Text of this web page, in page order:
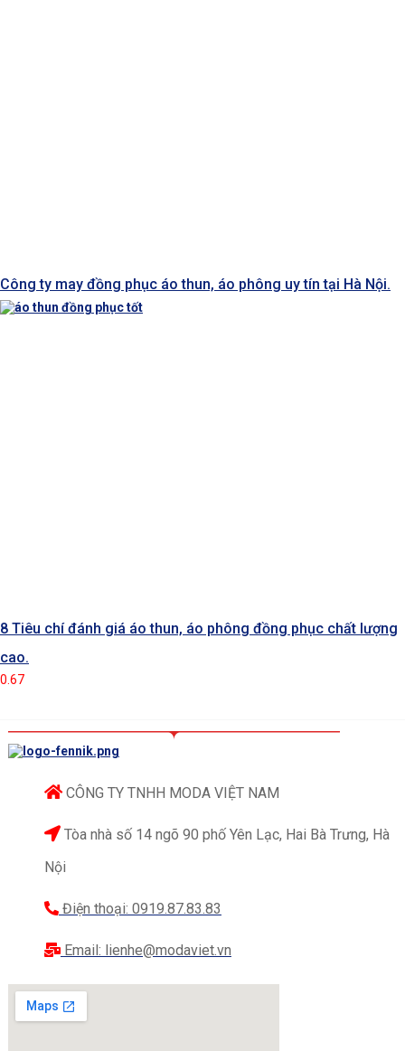
Công ty may đồng phục áo thun, áo phông uy tín tại Hà Nội.
8 Tiêu chí đánh giá áo thun, áo phông đồng phục chất lượng
cao.
CÔNG TY TNHH MODA VIỆT NAM
Tòa nhà số 14 ngõ 90 phố Yên Lạc, Hai Bà Trưng, Hà
Nội
Điện thoại: 0919.87.83.83
Email: lienhe@modaviet.vn